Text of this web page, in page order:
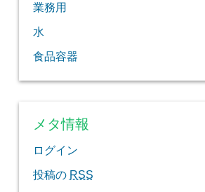
業務用
水
食品容器
メタ情報
ログイン
投稿の RSS